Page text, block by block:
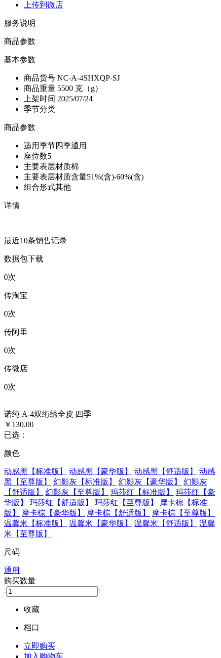
上传到微店
服务说明
商品参数
基本参数
商品货号 NC-A-4SHXQP-SJ
商品重量 5500 克（g）
上架时间 2025/07/24
季节分类
商品参数
适用季节四季通用
座位数5
主要表层材质棉
主要表层材质含量51%(含)-60%(含)
组合形式其他
详情
最近10条销售记录
数据包下载
0次
传淘宝
0次
传阿里
0次
传微店
0次
诺纯 A-4双绗绣全皮 四季
￥130.00
已选：
颜色
动感黑【标准版】 动感黑【豪华版】 动感黑【舒适版】
动感
黑【至尊版】
幻影灰【标准版】 幻影灰【豪华版】
幻影灰
【舒适版】
幻影灰【至尊版】 玛莎红【标准版】
玛莎红【豪
华版】
玛莎红【舒适版】 玛莎红【至尊版】
摩卡棕【标准
版】
摩卡棕【豪华版】 摩卡棕【舒适版】
摩卡棕【至尊版】
温馨米【标准版】
温馨米【豪华版】 温馨米【舒适版】
温馨
米【至尊版】
尺码
通用
购买数量
-
+
收藏
档口
立即购买